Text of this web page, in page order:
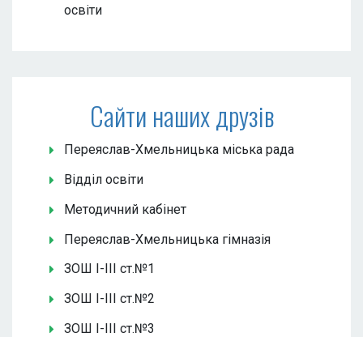
освіти
Сайти наших друзів
Переяслав-Хмельницька міська рада
Відділ освіти
Методичний кабінет
Переяслав-Хмельницька гімназія
ЗОШ І-ІІІ ст.№1
ЗОШ І-ІІІ ст.№2
ЗОШ І-ІІІ ст.№3